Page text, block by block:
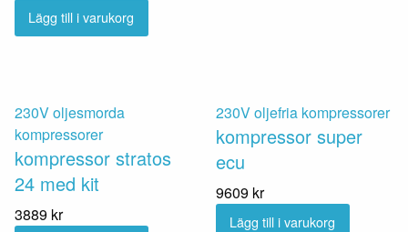
Lägg till i varukorg
230V oljesmorda
kompressorer
kompressor stratos
24 med kit
3889 kr
230V oljefria kompressorer
kompressor super
ecu
9609 kr
Lägg till i varukorg